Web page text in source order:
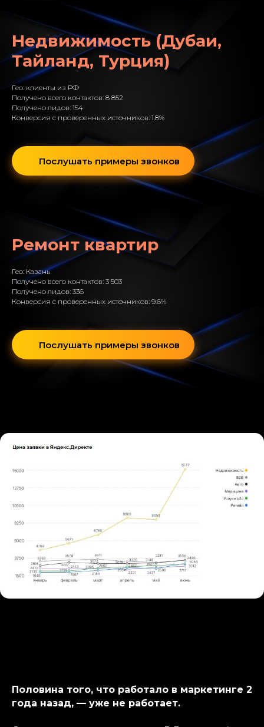
Недвижимость (Дубаи,
Тайланд, Турция)
Гео: клиенты из РФ
Получено всего контактов: 8 852
Получено лидов: 154
Конверсия с проверенных источников: 1.8%
Послушать примеры звонков
Ремонт квартир
Гео: Казань
Получено всего контактов: 3 503
Получено лидов: 336
Конверсия с проверенных источников: 9.6%
Послушать примеры звонков
Половина того, что работало в маркетинге 2
года назад, — уже не работает.